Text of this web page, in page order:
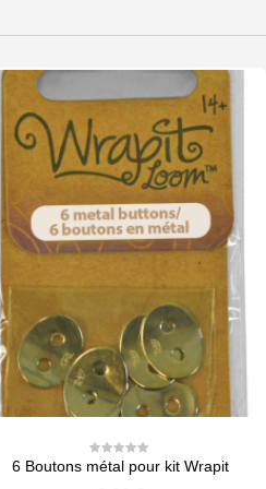
0
6 Boutons métal pour kit Wrapit